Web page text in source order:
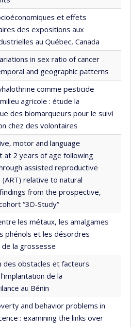
et effets
des expositions aux
au Québec, Canada
in sex ratio of cancer
and geographic patterns
comme pesticide
agricole : étude la
des biomarqueurs pour le suivi
chez des volontaires
motor and language
at 2 years of age following
assisted reproductive
relative to natural
from the prospective,
“3D-Study”
les métaux, les amalgames
phénols et les désordres
la grossesse
des obstacles et facteurs
de la
au Bénin
and behavior problems in
: examining the links over